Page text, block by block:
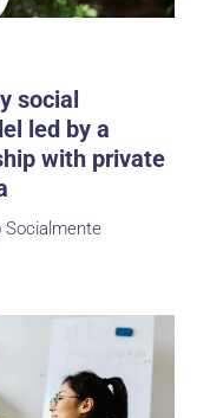
social
led by a
with private
Socialmente